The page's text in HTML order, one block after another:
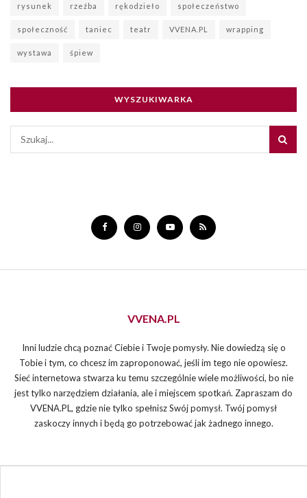
rysunek rzeźba rękodzieło społeczeństwo
społeczność taniec teatr VVENA.PL wrapping
wystawa śpiew
WYSZUKIWARKA
VVENA.PL
Inni ludzie chcą poznać Ciebie i Twoje pomysły. Nie dowiedzą się o
Tobie i tym, co chcesz im zaproponować, jeśli im tego nie opowiesz.
Sieć internetowa stwarza ku temu szczególnie wiele możliwości, bo nie
jest tylko narzędziem działania, ale i miejscem spotkań. Zapraszam do
VVENA.PL, gdzie nie tylko spełnisz Swój pomysł. Twój pomysł
zaskoczy innych i będą go potrzebować jak żadnego innego.